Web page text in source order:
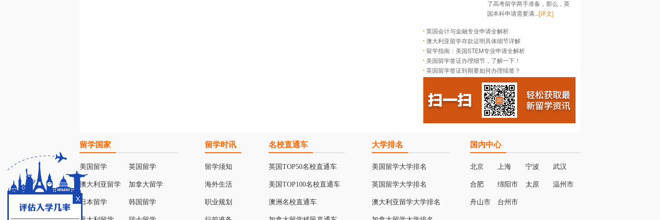
了高考留学两手准备，那么，英
国本科申请需要满...[详文]
英国会计与金融专业申请全解析
澳大利亚留学存款证明具体细节详解
留学指南：美国STEM专业申请全解析
美国留学签证办理细节，了解一下！
英国留学签证到期要如何办理续签？
X
留学国家
美国留学 英国留学
澳大利亚留学 加拿大留学
日本留学 韩国留学
留学时讯
留学须知
海外生活
职业规划
名校直通车
英国TOP50名校直通车
美国TOP100名校直通车
澳洲名校直通车
大学排名
美国留学大学排名
英国留学大学排名
澳大利亚留学大学排名
国内中心
北京 上海 宁波 武汉
合肥 绵阳市 太原 温州市
舟山市 台州市